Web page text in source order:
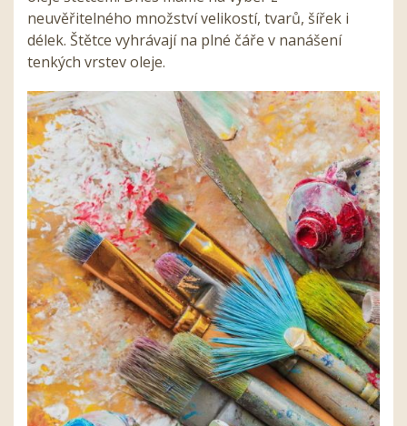
neuvěřitelného množství velikostí, tvarů, šířek i
délek. Štětce vyhrávají na plné čáře v nanášení
tenkých vrstev oleje.